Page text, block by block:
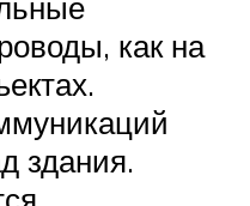
как на
здания.